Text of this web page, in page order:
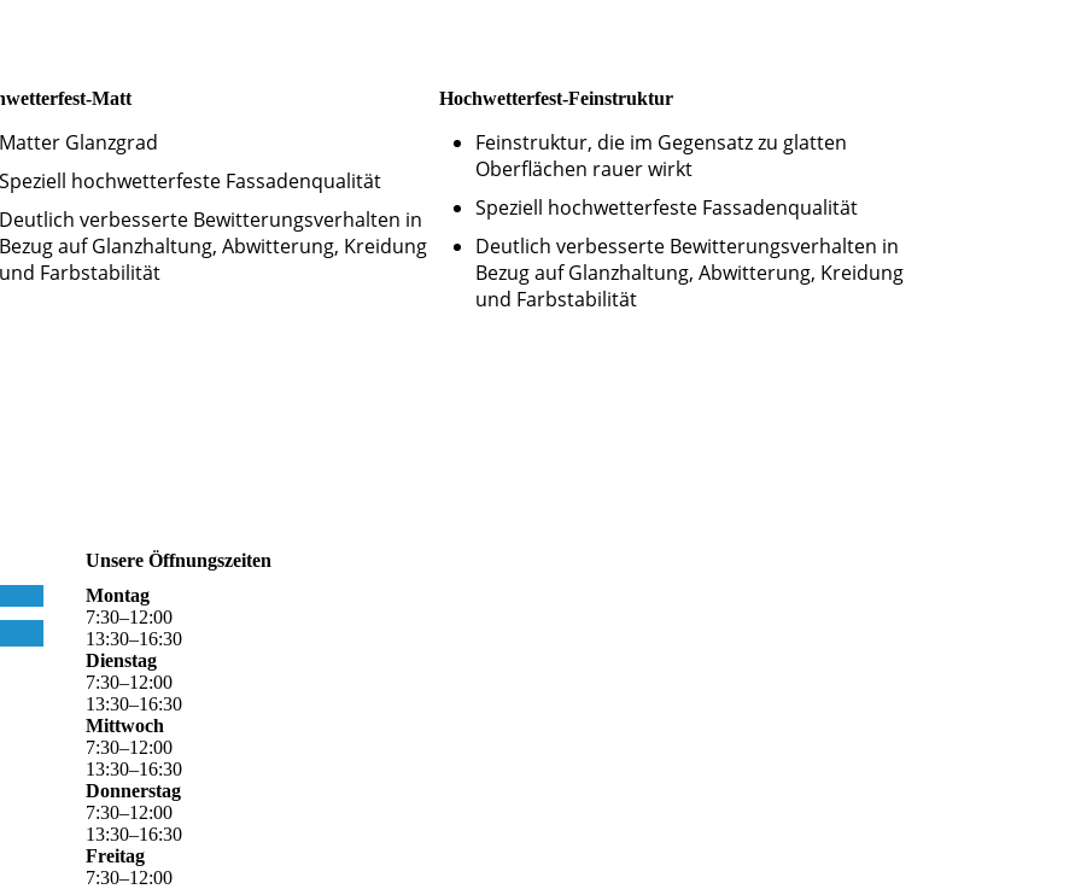
Matt
Matter Glanzgrad
Speziell hochwetterfeste Fassadenqualität
Deutlich verbesserte Bewitterungsverhalten in
Bezug auf Glanzhaltung, Abwitterung, Kreidung
und Farbstabilität
Hochwetterfest-Feinstruktur
Feinstruktur, die im Gegensatz zu glatten
Oberflächen rauer wirkt
Speziell hochwetterfeste Fassadenqualität
Deutlich verbesserte Bewitterungsverhalten in
Bezug auf Glanzhaltung, Abwitterung, Kreidung
und Farbstabilität
Unsere Öffnungszeiten
Montag
7:30–12:00
13:30–16:30
Dienstag
7:30–12:00
13:30–16:30
Mittwoch
7:30–12:00
13:30–16:30
Donnerstag
7:30–12:00
13:30–16:30
Freitag
7:30–12:00